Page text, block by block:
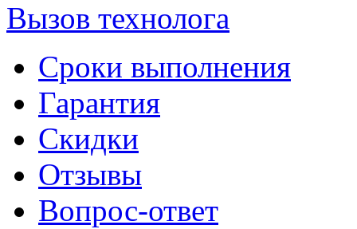
Вызов технолога
Сроки выполнения
Гарантия
Скидки
Отзывы
Вопрос-ответ